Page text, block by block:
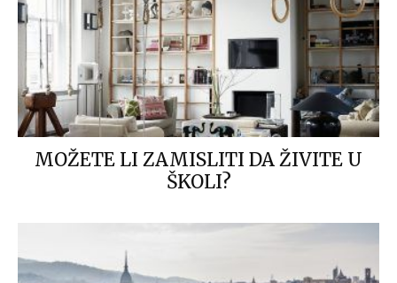
MOŽETE LI ZAMISLITI DA ŽIVITE U
ŠKOLI?